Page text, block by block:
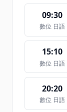
09:30
數位 日語
15:10
數位 日語
20:20
數位 日語